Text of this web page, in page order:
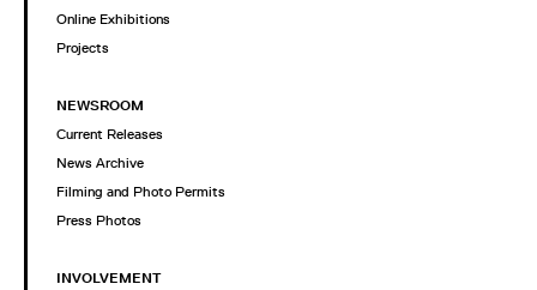
Online Exhibitions
Projects
NEWSROOM
Current Releases
News Archive
Filming and Photo Permits
Press Photos
INVOLVEMENT